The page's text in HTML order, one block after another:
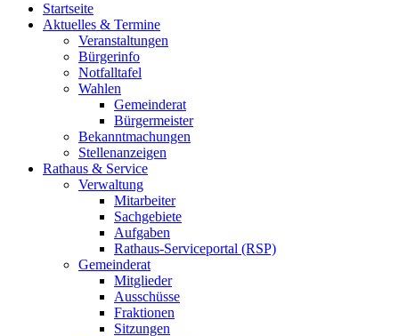
Startseite
Aktuelles & Termine
Veranstaltungen
Bürgerinfo
Notfalltafel
Wahlen
Gemeinderat
Bürgermeister
Bekanntmachungen
Stellenanzeigen
Rathaus & Service
Verwaltung
Mitarbeiter
Sachgebiete
Aufgaben
Rathaus-Serviceportal (RSP)
Gemeinderat
Mitglieder
Ausschüsse
Fraktionen
Sitzungen